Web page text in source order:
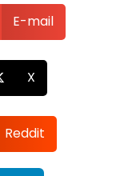
E-mail
X
Reddit